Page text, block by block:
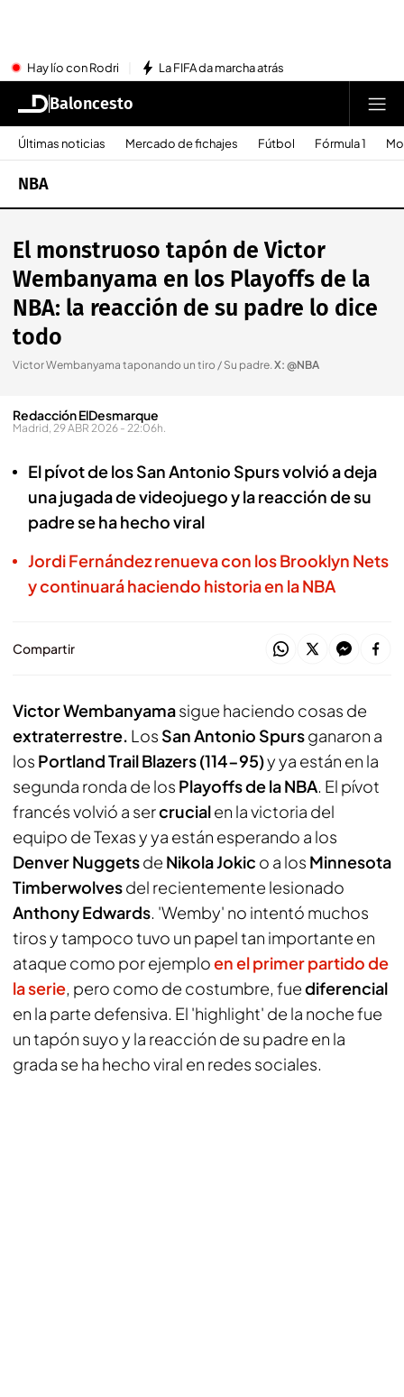
Hay lío con Rodri La FIFA da marcha atrás
Baloncesto
Últimas noticias Mercado de fichajes Fútbol Fórmula 1
NBA
El monstruoso tapón de Victor
Wembanyama en los Playoffs de la
NBA: la reacción de su padre lo dice
todo
Victor Wembanyama taponando un tiro / Su padre.X: @NBA
Redacción ElDesmarque
Madrid, 29 ABR 2026 - 22:06h.
El pívot de los San Antonio Spurs volvió a deja
una jugada de videojuego y la reacción de su
padre se ha hecho viral
Jordi Fernández renueva con los Brooklyn Nets
y continuará haciendo historia en la NBA
Compartir
Victor Wembanyamasigue haciendo cosas de
extraterrestre. Los San Antonio Spursganaron a
los Portland Trail Blazers (114-95)y ya están en la
segunda ronda de los Playoffs de la NBA. El pívot
francés volvió a sercrucialen la victoria del
equipo de Texas y ya están esperando a los
Denver Nuggetsde Nikola Jokic o a los Minnesota
Timberwolvesdel recientemente lesionado
Anthony Edwards. 'Wemby' no intentó muchos
tiros y tampoco tuvo un papel tan importante en
ataque como por ejemploen el primer partido de
la serie, pero como de costumbre, fuediferencial
en la parte defensiva. El 'highlight' de la noche fue
un tapón suyo y la reacción de su padre en la
grada se ha hecho viral en redes sociales.